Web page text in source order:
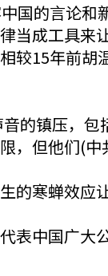
的言论和
当成工具
15年前胡
的镇压，
，但他们(
寒蝉效应
表中国广